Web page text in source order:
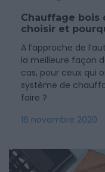
Chauffage bois
choisir et
A l’approche de
la meilleure façon
cas, pour ceux qui
système de
faire ?
16 novembre 2020